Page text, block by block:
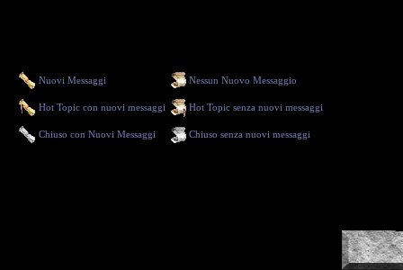
Nuovi Messaggi Nessun Nuovo Messaggio
Hot Topic con nuovi messaggi Hot Topic senza nuovi messaggi
Chiuso con Nuovi Messaggi Chiuso senza nuovi messaggi